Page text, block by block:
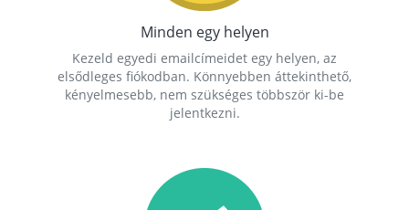
Minden egy helyen
Kezeld egyedi emailcímeidet egy helyen, az
elsődleges fiókodban. Könnyebben áttekinthető,
kényelmesebb, nem szükséges többször ki-be
jelentkezni.